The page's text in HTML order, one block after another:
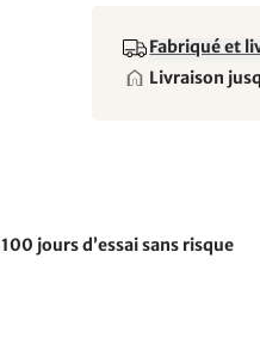
Fabriqué et
Livraison
100 jours d’essai sans risque